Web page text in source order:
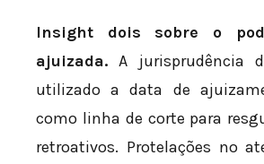
Insight dois sobre o
ajuizada. A jurisprudência
utilizado a data de
como linha de corte para
retroativos. Protelações no